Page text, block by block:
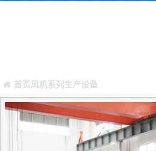
首页 风机系列 生产设备